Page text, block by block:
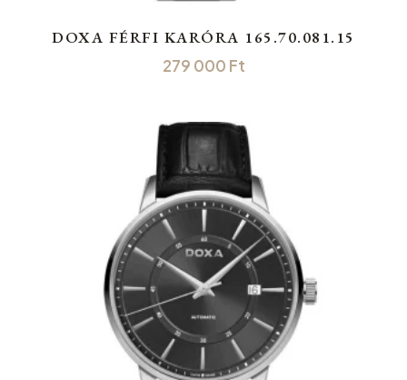
DOXA FÉRFI KARÓRA 165.70.081.15
279 000 Ft